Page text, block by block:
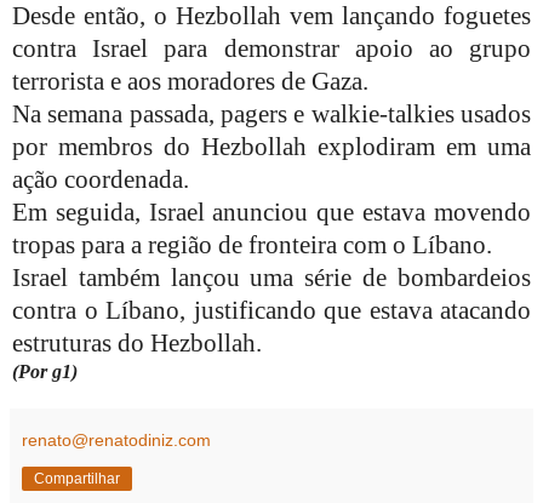
Desde então, o Hezbollah vem lançando foguetes
contra Israel para demonstrar apoio ao grupo
terrorista e aos moradores de Gaza.
Na semana passada, pagers e walkie-talkies usados
por membros do Hezbollah explodiram em uma
ação coordenada.
Em seguida, Israel anunciou que estava movendo
tropas para a região de fronteira com o Líbano.
Israel também lançou uma série de bombardeios
contra o Líbano, justificando que estava atacando
estruturas do Hezbollah.
(Por g1)
renato@renatodiniz.com
Compartilhar